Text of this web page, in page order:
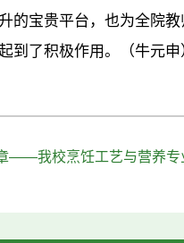
的宝贵平台，也为全院
到了积极作用。（牛元申
——我校烹饪工艺与营养专